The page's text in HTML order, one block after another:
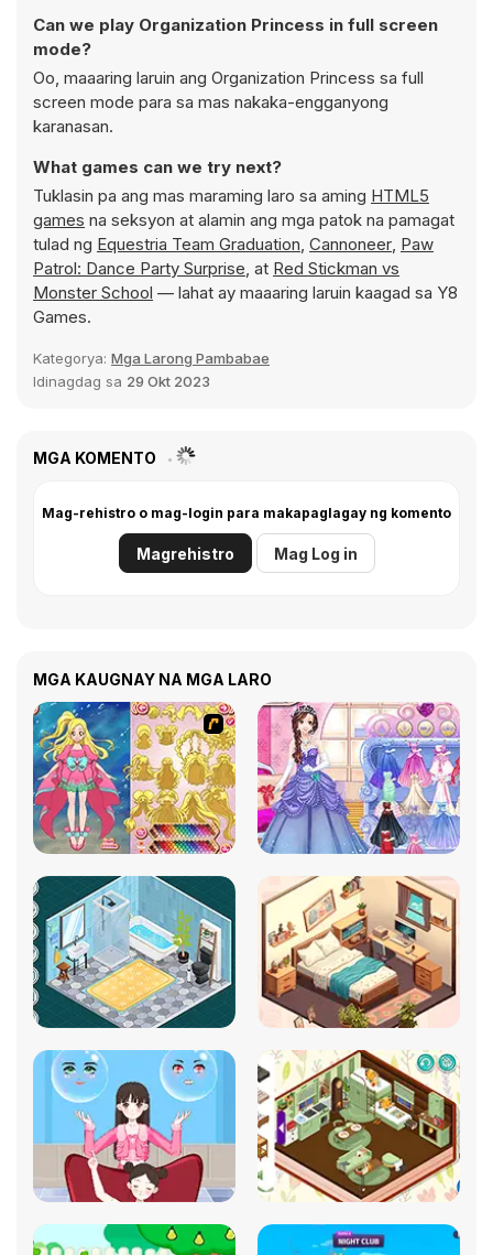
Can we play Organization Princess in full screen
mode?
Oo, maaaring laruin ang Organization Princess sa full
screen mode para sa mas nakaka-engganyong
karanasan.
What games can we try next?
Tuklasin pa ang mas maraming laro sa aming HTML5
games na seksyon at alamin ang mga patok na pamagat
tulad ng Equestria Team Graduation, Cannoneer, Paw
Patrol: Dance Party Surprise, at Red Stickman vs
Monster School — lahat ay maaaring laruin kaagad sa Y8
Games.
Kategorya: Mga Larong Pambabae
Idinagdag sa 29 Okt 2023
MGA KOMENTO
Mag-rehistro o mag-login para makapaglagay ng komento
Magrehistro Mag Log in
MGA KAUGNAY NA MGA LARO